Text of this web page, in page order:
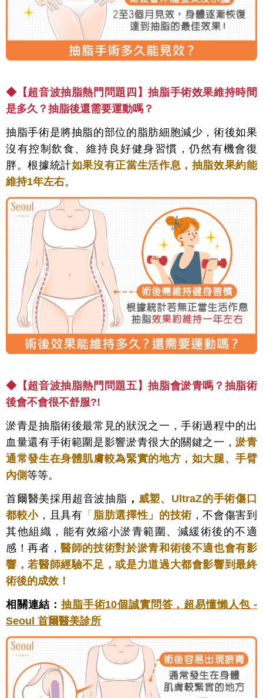
◆【超音波抽脂熱門問題四】抽脂手術效果維持時間
是多久？抽脂後還需要運動嗎？
抽脂手術是將抽脂的部位的脂肪細胞減少，術後如果
沒有控制飲食、維持良好健身習慣，仍然有機會復
胖。根據統計如果沒有正當生活作息，抽脂效果約能
維持1年左右。
◆ 【超音波抽脂熱門問題五】抽脂會淤青嗎？抽脂術
後會不會很不舒服?!
淤青是抽脂術後最常見的狀況之一，手術過程中的出
血量還有手術範圍是影響淤青很大的關鍵之一，淤青
通常發生在身體肌膚較為緊實的地方，如大腿、手臂
內側等等。
首爾醫美採用超音波抽脂 ， 威塑、UltraZ的手術傷口
都較小，且具有 「 脂肪選擇性」 的技術，不會傷害到
其他組織，能有效縮小淤青範圍、減緩術後的不適
感！再者，醫師的技術對於淤青和術後不適也會有影
響，若醫師經驗不足，或是力道過大都會影響到最終
術後的成效！
相關連結：抽脂手術10個誠實問答，超易懂懶人包 -
Seoul 首爾醫美診所